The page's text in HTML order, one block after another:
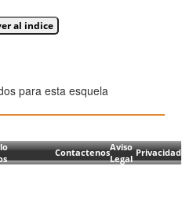
para esta esquela
ContactenosAviso
Legal
Privacidad